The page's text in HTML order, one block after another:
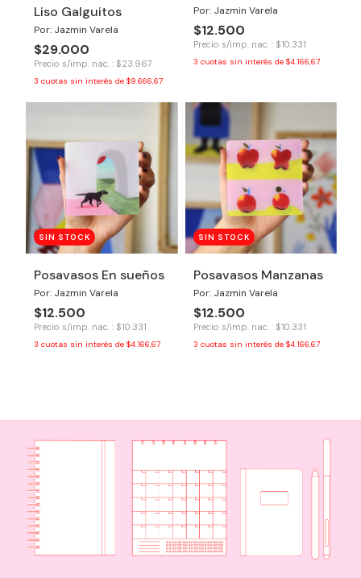
Liso Galguitos
Por: Jazmin Varela
$29.000
Precio s/imp. nac. : $23.967
3 cuotas sin interés de $9.666,67
Por: Jazmin Varela
$12.500
Precio s/imp. nac. : $10.331
3 cuotas sin interés de $4.166,67
SIN STOCK
Posavasos En sueños
Por: Jazmin Varela
$12.500
Precio s/imp. nac. : $10.331
3 cuotas sin interés de $4.166,67
SIN STOCK
Posavasos Manzanas
Por: Jazmin Varela
$12.500
Precio s/imp. nac. : $10.331
3 cuotas sin interés de $4.166,67